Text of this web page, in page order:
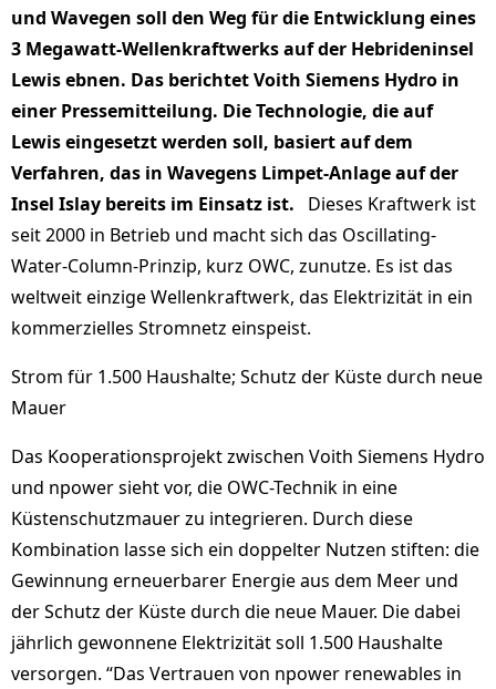
und Wavegen soll den Weg für die Entwicklung eines
3 Megawatt-Wellenkraftwerks auf der Hebrideninsel
Lewis ebnen. Das berichtet Voith Siemens Hydro in
einer Pressemitteilung. Die Technologie, die auf
Lewis eingesetzt werden soll, basiert auf dem
Verfahren, das in Wavegens Limpet-Anlage auf der
Insel Islay bereits im Einsatz ist. Dieses Kraftwerk ist
seit 2000 in Betrieb und macht sich das Oscillating-
Water-Column-Prinzip, kurz OWC, zunutze. Es ist das
weltweit einzige Wellenkraftwerk, das Elektrizität in ein
kommerzielles Stromnetz einspeist.
Strom für 1.500 Haushalte; Schutz der Küste durch neue
Mauer
Das Kooperationsprojekt zwischen Voith Siemens Hydro
und npower sieht vor, die OWC-Technik in eine
Küstenschutzmauer zu integrieren. Durch diese
Kombination lasse sich ein doppelter Nutzen stiften: die
Gewinnung erneuerbarer Energie aus dem Meer und
der Schutz der Küste durch die neue Mauer. Die dabei
jährlich gewonnene Elektrizität soll 1.500 Haushalte
versorgen. “Das Vertrauen von npower renewables in